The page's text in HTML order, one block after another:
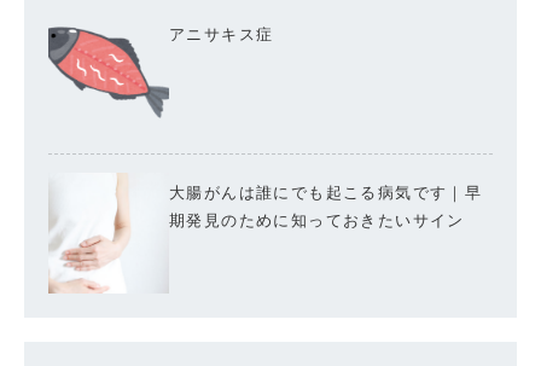
アニサキス症
大腸がんは誰にでも起こる病気です｜早
期発見のために知っておきたいサイン